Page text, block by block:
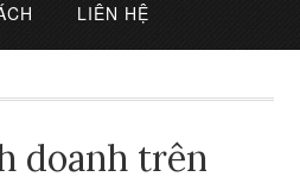
LIÊN HỆ
doanh trên